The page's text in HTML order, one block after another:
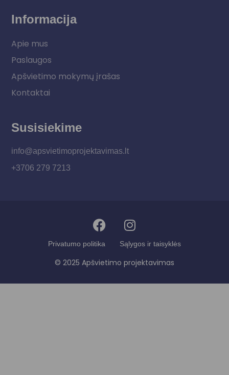
Informacija
Apie mus
Paslaugos
Apšvietimo mokymų įrašas
Kontaktai
Susisiekime
info@apsvietimoprojektavimas.lt
+3706 279 7213
Privatumo politika Sąlygos ir taisyklės
© 2025 Apšvietimo projektavimas